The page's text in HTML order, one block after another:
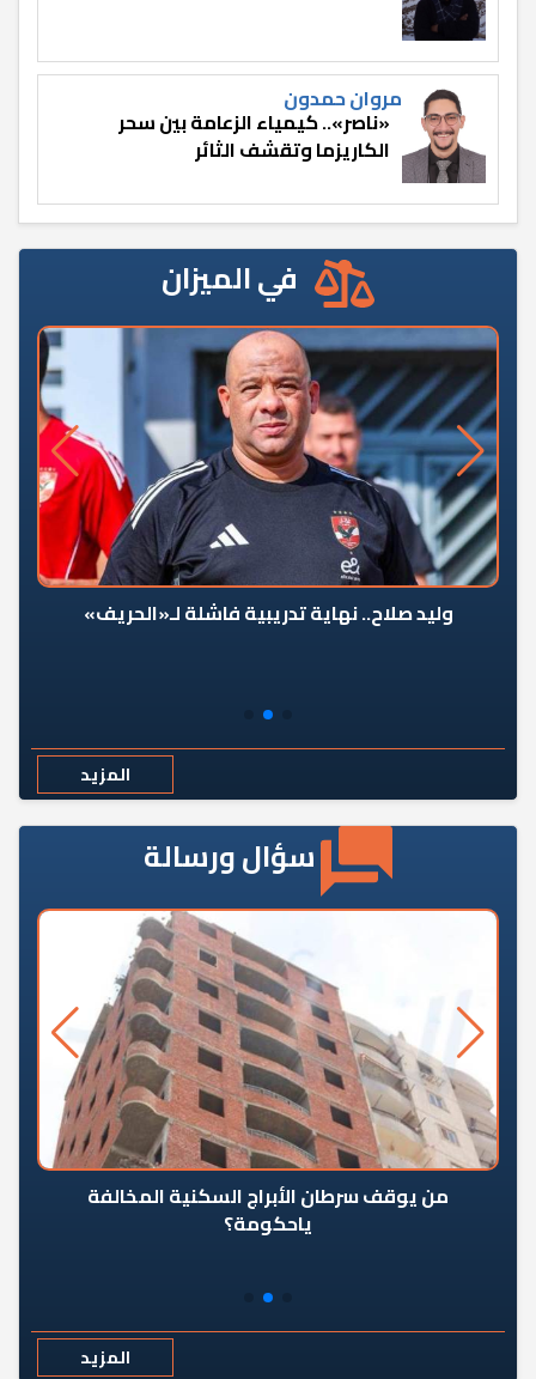
مروان حمدون
«ناصر».. كيمياء الزعامة بين سحر
الكاريزما وتقشف الثائر
في الميزان
وليد صلاح.. نهاية تدريبية فاشلة لـ«الحريف»
المزيد
سؤال ورسالة
من يوقف سرطان الأبراج السكنية المخالفة
ياحكومة؟
المزيد